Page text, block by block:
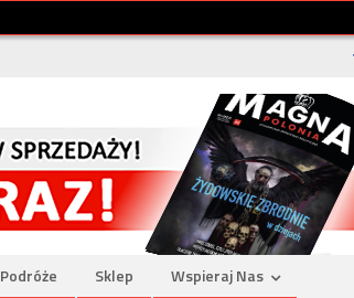
Podróże Sklep Wspieraj Nas